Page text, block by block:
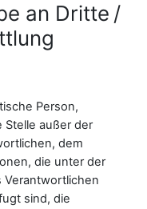
an Dritte /
Person,
Stelle außer der
dem
die unter der
Verantwortlichen
sind, die